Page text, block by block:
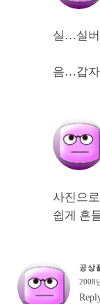
실…실
음…갑자
사진으
쉽게 흔
공상
2008